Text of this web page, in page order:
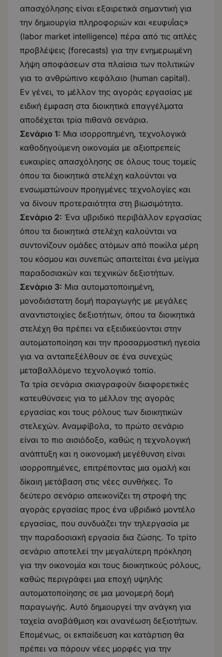
απασχόλησης είναι εξαιρετικά σημαντική για
την δημιουργία πληροφοριών και «ευφυΐας»
(labor market intelligence) πέρα από τις απλές
προβλέψεις (forecasts) για την ενημερωμένη
λήψη αποφάσεων στα πλαίσια των πολιτικών
για το ανθρώπινο κεφάλαιο (human capital).
Εν γένει, το μέλλον της αγοράς εργασίας με
ειδική έμφαση στα διοικητικά επαγγέλματα
αποδέχεται τρία πιθανά σενάρια.
Σενάριο 1: Μια ισορροπημένη, τεχνολογικά
καθοδηγούμενη οικονομία με αξιοπρεπείς
ευκαιρίες απασχόλησης σε όλους τους τομείς
όπου τα διοικητικά στελέχη καλούνται να
ενσωματώνουν προηγμένες τεχνολογίες και
να δίνουν προτεραιότητα στη βιωσιμότητα.
Σενάριο 2: Ένα υβριδικό περιβάλλον εργασίας
όπου τα διοικητικά στελέχη καλούνται να
συντονίζουν ομάδες ατόμων από ποικίλα μέρη
του κόσμου και συνεπώς απαιτείται ένα μείγμα
παραδοσιακών και τεχνικών δεξιοτήτων.
Σενάριο 3: Μια αυτοματοποιημένη,
μονοδιάστατη δομή παραγωγής με μεγάλες
αναντιστοιχίες δεξιοτήτων, όπου τα διοικητικά
στελέχη θα πρέπει να εξειδικεύονται στην
αυτοματοποίηση και την προσαρμοστική ηγεσία
για να ανταπεξέλθουν σε ένα συνεχώς
μεταβαλλόμενο τεχνολογικό τοπίο.
Τα τρία σενάρια σκιαγραφούν διαφορετικές
κατευθύνσεις για το μέλλον της αγοράς
εργασίας και τους ρόλους των διοικητικών
στελεχών. Αναμφίβολα, το πρώτο σενάριο
είναι το πιο αισιόδοξο, καθώς η τεχνολογική
ανάπτυξη και η οικονομική μεγέθυνση είναι
ισορροπημένες, επιτρέποντας μια ομαλή και
δίκαιη μετάβαση στις νέες συνθήκες. Το
δεύτερο σενάριο απεικονίζει τη στροφή της
αγοράς εργασίας προς ένα υβριδικό μοντέλο
εργασίας, που συνδυάζει την τηλεργασία με
την παραδοσιακή εργασία δια ζώσης. Το τρίτο
σενάριο αποτελεί την μεγαλύτερη πρόκληση
για την οικονομία και τους διοικητικούς ρόλους,
καθώς περιγράφει μια εποχή υψηλής
αυτοματοποίησης σε μια μονομερή δομή
παραγωγής. Αυτό δημιουργεί την ανάγκη για
ταχεία αναβάθμιση και ανανέωση δεξιοτήτων.
Επομένως, οι εκπαίδευση και κατάρτιση θα
πρέπει να πάρουν νέες μορφές για την